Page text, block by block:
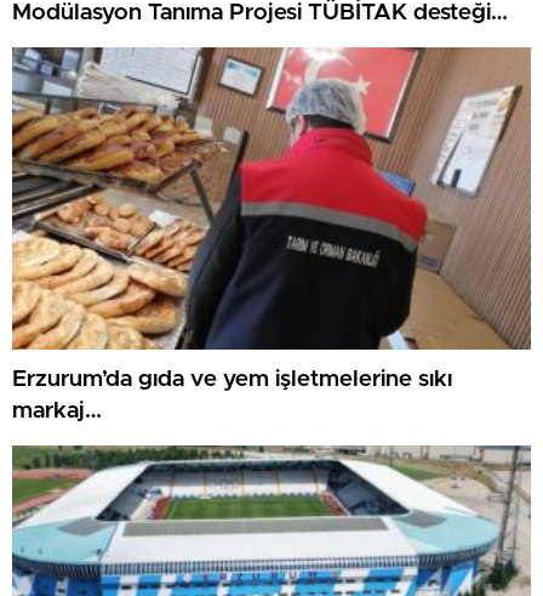
Modülasyon Tanıma Projesi TÜBİTAK desteği
aldı..
Erzurum’da gıda ve yem işletmelerine sıkı
markaj…